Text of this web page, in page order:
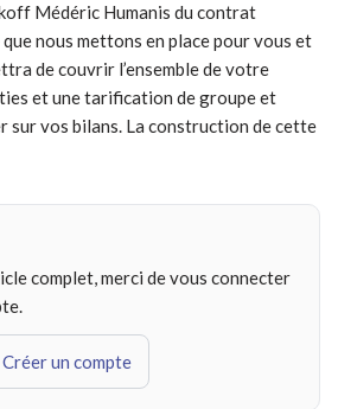
Médéric Humanis du contrat
nous mettons en place pour vous et
de couvrir l’ensemble de votre
et une tarification de groupe et
sur vos bilans. La construction de cette
complet, merci de vous connecter
Créer un compte